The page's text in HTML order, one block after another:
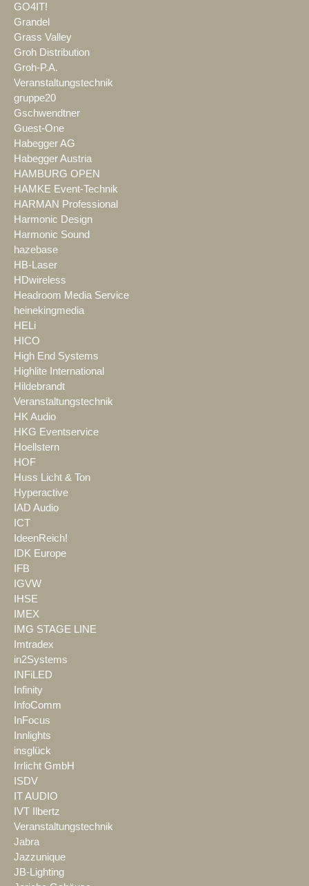
GO4IT!
Grandel
Grass Valley
Groh Distribution
Groh-P.A.
Veranstaltungstechnik
gruppe20
Gschwendtner
Guest-One
Habegger AG
Habegger Austria
HAMBURG OPEN
HAMKE Event-Technik
HARMAN Professional
Harmonic Design
Harmonic Sound
hazebase
HB-Laser
HDwireless
Headroom Media Service
heinekingmedia
HELi
HICO
High End Systems
Highlite International
Hildebrandt
Veranstaltungstechnik
HK Audio
HKG Eventservice
Hoellstern
HOF
Huss Licht & Ton
Hyperactive
IAD Audio
ICT
IdeenReich!
IDK Europe
IFB
IGVW
IHSE
IMEX
IMG STAGE LINE
Imtradex
in2Systems
INFiLED
Infinity
InfoComm
InFocus
Innlights
insglück
Irrlicht GmbH
ISDV
IT AUDIO
IVT Ilbertz
Veranstaltungstechnik
Jabra
Jazzunique
JB-Lighting